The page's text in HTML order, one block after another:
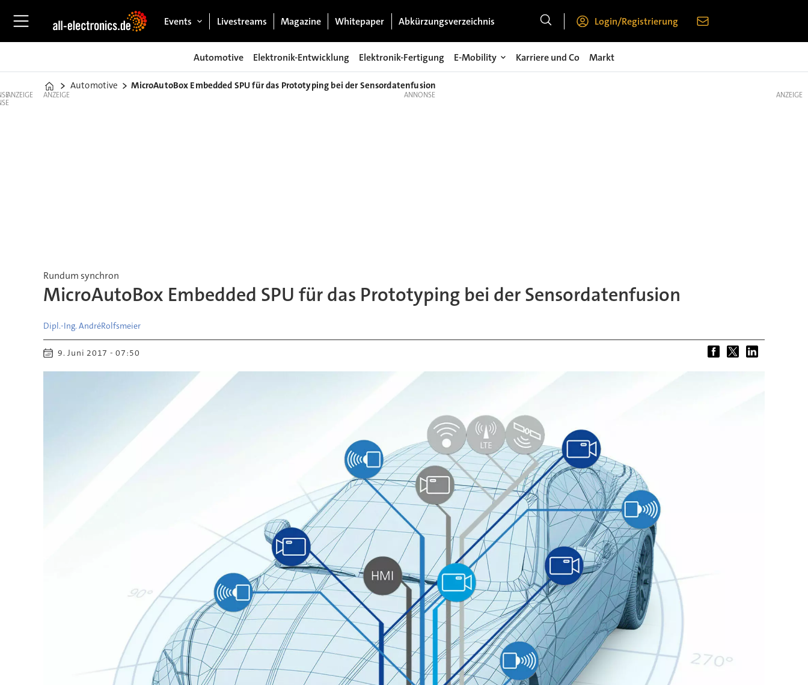
Events Livestreams Magazine Whitepaper Abkürzungsverzeichnis Login/Registrierung
Automotive Elektronik-Entwicklung Elektronik-Fertigung E-Mobility Karriere und Co Markt
Home
Automotive MicroAutoBox Embedded SPU für das Prototyping bei der Sensordatenfusion
ANZEIGE ANZEIGE
Rundum synchron
MicroAutoBox Embedded SPU für das Prototyping bei der Sensordatenfusion
Dipl.-Ing. AndréRolfsmeier
9. Juni 2017 - 07:50
ANZEIGE